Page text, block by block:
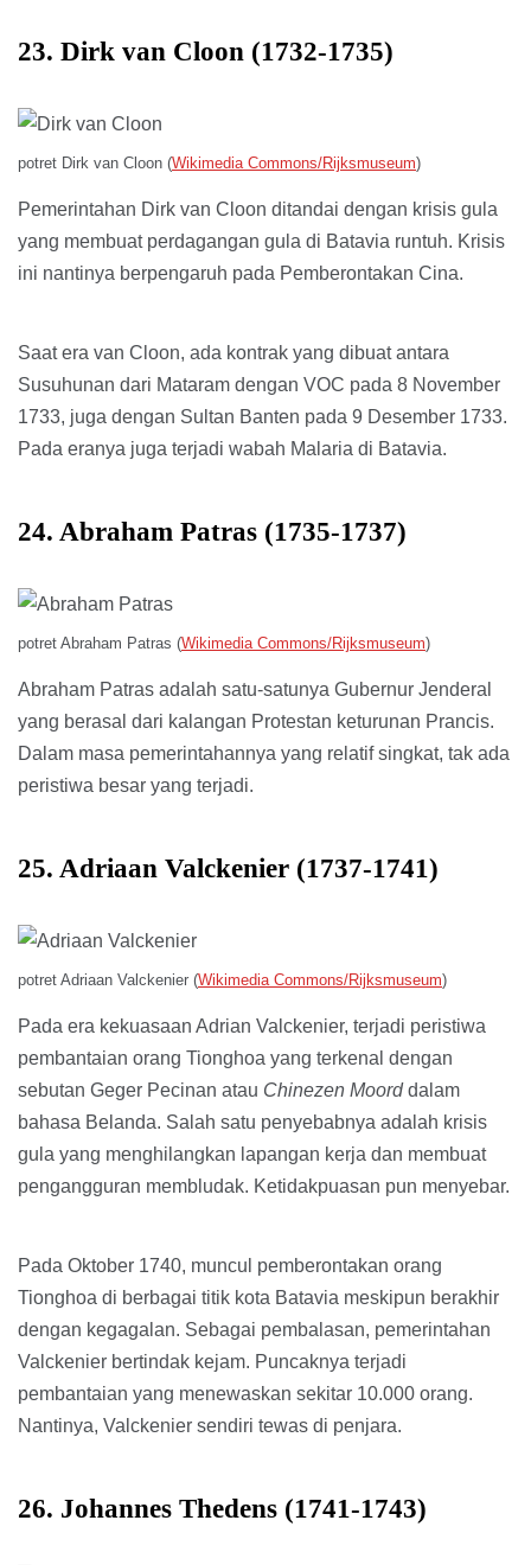
23. Dirk van Cloon (1732-1735)
potret Dirk van Cloon (Wikimedia Commons/Rijksmuseum)
Pemerintahan Dirk van Cloon ditandai dengan krisis gula
yang membuat perdagangan gula di Batavia runtuh. Krisis
ini nantinya berpengaruh pada Pemberontakan Cina.
Saat era van Cloon, ada kontrak yang dibuat antara
Susuhunan dari Mataram dengan VOC pada 8 November
1733, juga dengan Sultan Banten pada 9 Desember 1733.
Pada eranya juga terjadi wabah Malaria di Batavia.
24. Abraham Patras (1735-1737)
potret Abraham Patras (Wikimedia Commons/Rijksmuseum)
Abraham Patras adalah satu-satunya Gubernur Jenderal
yang berasal dari kalangan Protestan keturunan Prancis.
Dalam masa pemerintahannya yang relatif singkat, tak ada
peristiwa besar yang terjadi.
25. Adriaan Valckenier (1737-1741)
potret Adriaan Valckenier (Wikimedia Commons/Rijksmuseum)
Pada era kekuasaan Adrian Valckenier, terjadi peristiwa
pembantaian orang Tionghoa yang terkenal dengan
sebutan Geger Pecinan atau Chinezen Moorddalam
bahasa Belanda. Salah satu penyebabnya adalah krisis
gula yang menghilangkan lapangan kerja dan membuat
pengangguran membludak. Ketidakpuasan pun menyebar.
Pada Oktober 1740, muncul pemberontakan orang
Tionghoa di berbagai titik kota Batavia meskipun berakhir
dengan kegagalan. Sebagai pembalasan, pemerintahan
Valckenier bertindak kejam. Puncaknya terjadi
pembantaian yang menewaskan sekitar 10.000 orang.
Nantinya, Valckenier sendiri tewas di penjara.
26. Johannes Thedens (1741-1743)